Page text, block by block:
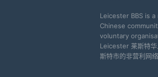
Leicester BBS is
Chinese
voluntary
Leicester 莱斯特
斯特市的非营利网